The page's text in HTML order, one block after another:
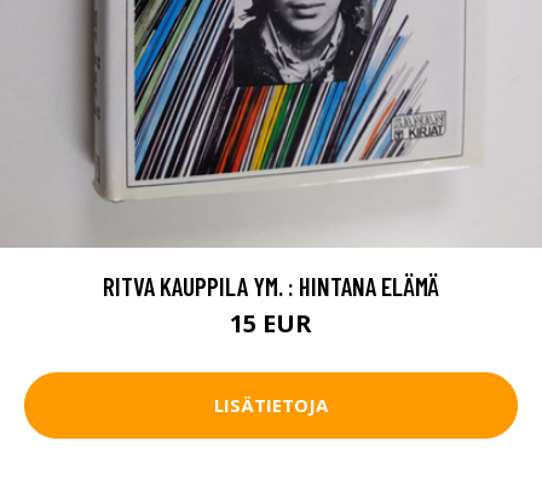
RITVA KAUPPILA YM. : HINTANA ELÄMÄ
15 EUR
LISÄTIETOJA